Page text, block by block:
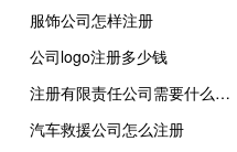
服饰公司怎样注册
公司logo注册多少钱
注册有限责任公司需要什么条件
汽车救援公司怎么注册